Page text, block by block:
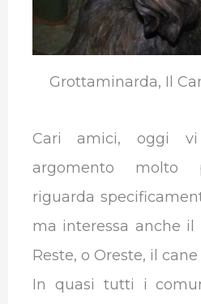
Grottaminarda, Il
Cari amici, oggi
argomento molto
riguarda
ma interessa anche il
Reste, o Oreste, il
In quasi tutti i